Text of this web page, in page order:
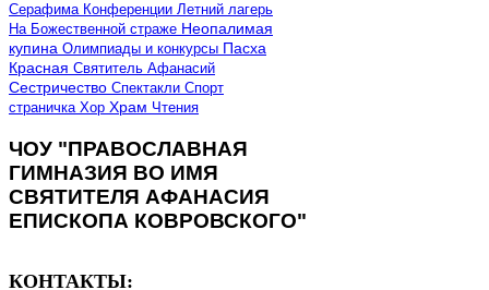
Серафима Конференции Летний лагерь
На Божественной страже Неопалимая
купина Олимпиады и конкурсы Пасха
Красная Святитель Афанасий
Сестричество Спектакли Спорт
страничка Хор Храм Чтения
ЧОУ "ПРАВОСЛАВНАЯ
ГИМНАЗИЯ ВО ИМЯ
СВЯТИТЕЛЯ АФАНАСИЯ
ЕПИСКОПА КОВРОВСКОГО"
КОНТАКТЫ: